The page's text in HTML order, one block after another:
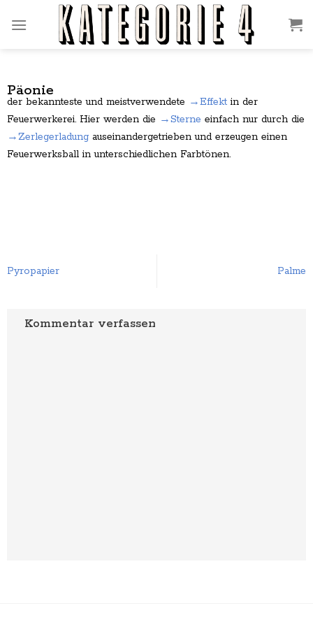
Inhalt
Päonie
der bekannteste und meistverwendete →Effekt in der
Feuerwerkerei. Hier werden die →Sterne einfach nur durch die
→Zerlegerladung auseinandergetrieben und erzeugen einen
Feuerwerksball in unterschiedlichen Farbtönen.
Pyropapier Palme
Kommentar verfassen